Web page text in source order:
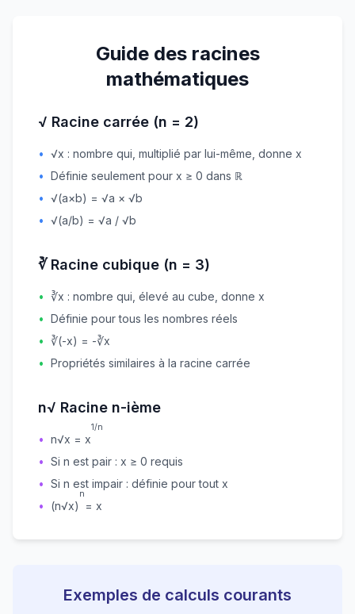
Guide des racines
mathématiques
√ Racine carrée (n = 2)
• √x : nombre qui, multiplié par lui-même, donne x
• Définie seulement pour x ≥ 0 dans ℝ
• √(a×b) = √a × √b
• √(a/b) = √a / √b
∛ Racine cubique (n = 3)
• ∛x : nombre qui, élevé au cube, donne x
• Définie pour tous les nombres réels
• ∛(-x) = -∛x
• Propriétés similaires à la racine carrée
n√ Racine n-ième
• n√x = x
1/n
• Si n est pair : x ≥ 0 requis
• Si n est impair : définie pour tout x
•
(n√x)
n
= x
Exemples de calculs courants